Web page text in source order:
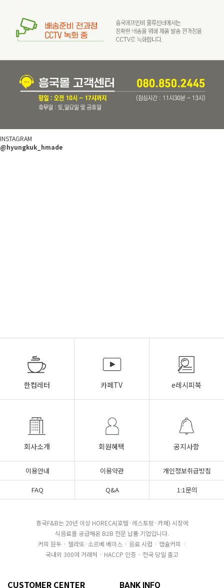
INSTAGRAM
@hyungkuk_hmade
한컵레터 카페TV e레시피북
회사소개 회원혜택 공지사항
이용안내 이용약관
개인정보취급방침
FAQ
Q&A 1:1문의
흥국F&B는 20년 이상 HORECA(호텔·레스토랑·카페) 시장에
식음료를 공급해온 B2B 전문 납품 기업입니다.
커피 원두 · 젤라또·소르베 베이스 · 음료 시럽 · 캡슐커피 ·
국내외 300여 거래처 · HACCP 인증 · 전국 당일 출고
CUSTOMER CENTER BANK INFO